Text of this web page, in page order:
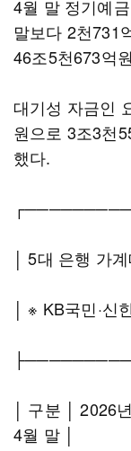
4월 말 정기예
말보다 2천731
46조5천673억
대기성 자금인
원으로 3조3천
했다.
│ 5대 은행 가
│ ※ KB국민·신
│ 구분 │ 2026
4월 말 │